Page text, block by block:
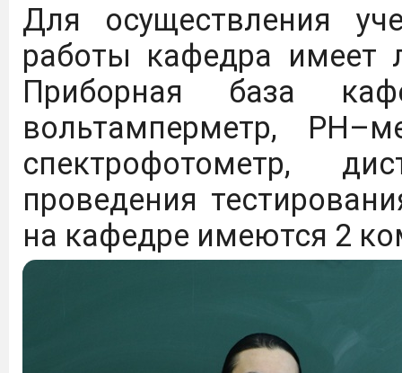
Для осуществления
работы кафедра имеет
Приборная база
вольтамперметр,
спектрофотометр,
проведения
на кафедре имеются 2